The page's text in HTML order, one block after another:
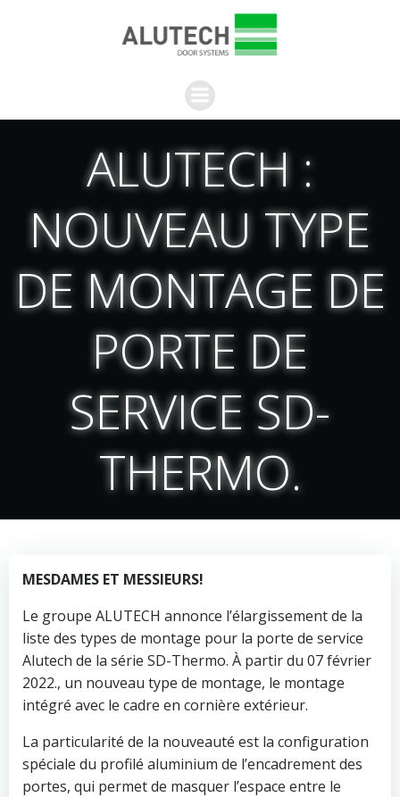
au
contenu
ALUTECH :
NOUVEAU TYPE
DE MONTAGE DE
PORTE DE
SERVICE SD-
THERMO.
MESDAMES ET MESSIEURS!
Le groupe ALUTECH annonce l’élargissement de la
liste des types de montage pour la porte de service
Alutech de la série SD-Thermo. À partir du 07 février
2022., un nouveau type de montage, le montage
intégré avec le cadre en cornière extérieur.
La particularité de la nouveauté est la configuration
spéciale du profilé aluminium de l’encadrement des
portes, qui permet de masquer l’espace entre le